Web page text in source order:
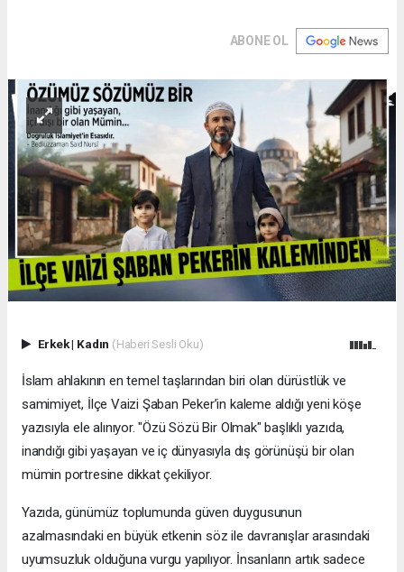
ABONE OL
Erkek| Kadın (Haberi Sesli Oku)
İslam ahlakının en temel taşlarından biri olan dürüstlük ve
samimiyet, İlçe Vaizi Şaban Peker’in kaleme aldığı yeni köşe
yazısıyla ele alınıyor. "Özü Sözü Bir Olmak" başlıklı yazıda,
inandığı gibi yaşayan ve iç dünyasıyla dış görünüşü bir olan
mümin portresine dikkat çekiliyor.
​Yazıda, günümüz toplumunda güven duygusunun
azalmasındaki en büyük etkenin söz ile davranışlar arasındaki
uyumsuzluk olduğuna vurgu yapılıyor. İnsanların artık sadece